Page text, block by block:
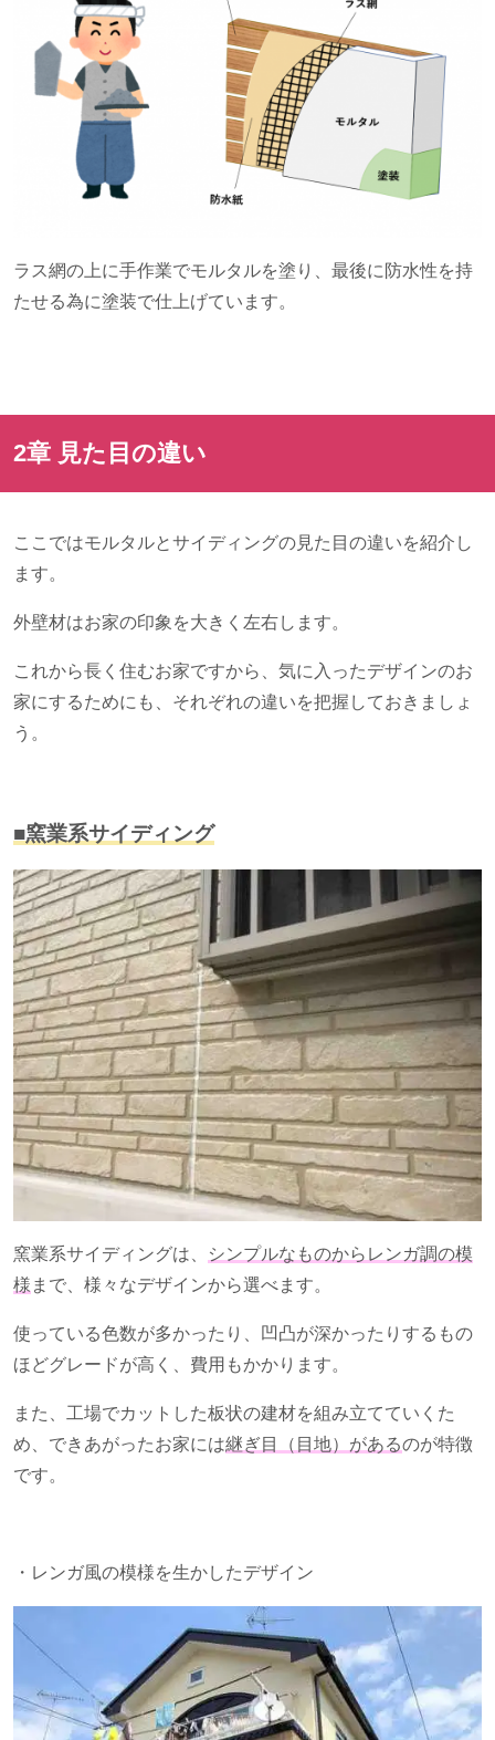
ラス網の上に手作業でモルタルを塗り、最後に防水性を持
たせる為に塗装で仕上げています。
2章 見た目の違い
ここではモルタルとサイディングの見た目の違いを紹介し
ます。
外壁材はお家の印象を大きく左右します。
これから長く住むお家ですから、気に入ったデザインのお
家にするためにも、それぞれの違いを把握しておきましょ
う。
■窯業系サイディング
窯業系サイディングは、
シンプルなものからレンガ調の模
様 まで、様々なデザインから選べます。
使っている色数が多かったり、凹凸が深かったりするもの
ほどグレードが高く、費用もかかります。
また、工場でカットした板状の建材を組み立てていくた
め、できあがったお家には継ぎ目（目地）があるのが特徴
です。
・レンガ風の模様を生かしたデザイン